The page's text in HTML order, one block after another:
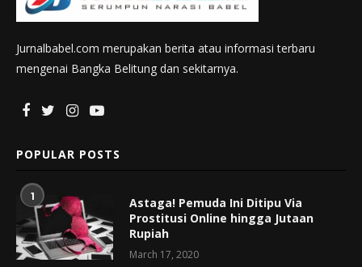
Jurnalbabel.com merupakan berita atau informasi terbaru
mengenai Bangka Belitung dan sekitarnya.
POPULAR POSTS
1
Astaga! Pemuda Ini Ditipu Via
Prostitusi Online hingga Jutaan
Rupiah
March 17, 2020